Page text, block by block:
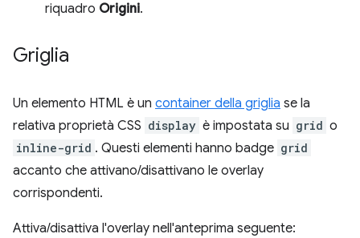
riquadro Origini.
Griglia
Un elemento HTML è un container della griglia se la
relativa proprietà CSS display è impostata su grid o
inline-grid . Questi elementi hanno badge grid
accanto che attivano/disattivano le overlay
corrispondenti.
Attiva/disattiva l'overlay nell'anteprima seguente: